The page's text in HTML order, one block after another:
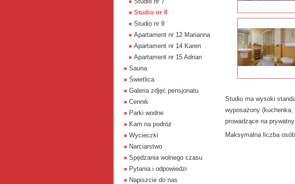
Studio ma wysoki
wyposażony
prowadzące na
Maksymalna liczba
Studio nr 8
Studio nr 9
Apartament nr 12 Marianna
Apartament nr 14 Karen
Apartament nr 15 Adrian
Sauna
Świetlica
Galeria zdjęć pensjonatu
Cennik
Parki wodne
Kam na podróż
Wycieczki
Narciarstwo
Spędzania wolnego czasu
Pytania i odpowiedzi
Napiszcie do nas